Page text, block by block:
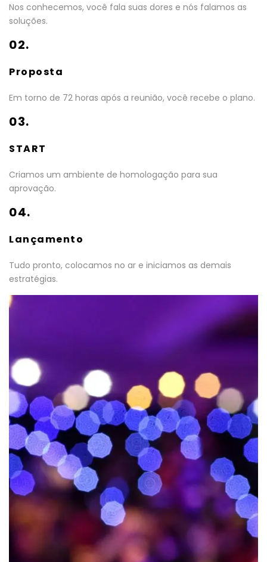
Nos conhecemos, você fala suas dores e nós falamos as
soluções.
02.
Proposta
Em torno de 72 horas após a reunião, você recebe o plano.
03.
START
Criamos um ambiente de homologação para sua
aprovação.
04.
Lançamento
Tudo pronto, colocamos no ar e iniciamos as demais
estratégias.